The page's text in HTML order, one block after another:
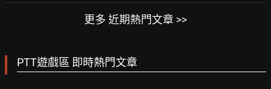
更多 近期熱門文章 >>
PTT遊戲區 即時熱門文章